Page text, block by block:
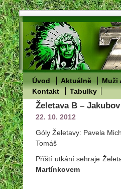
Úvod Aktuálně Muži
Kontakt
Tabulky
Želetava B –
22. 10. 2012
Góly Želetavy: Pavela
Tomáš
Příští utkání sehraje
Martínkovem